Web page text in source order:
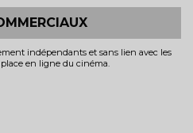
indépendants et sans lien avec les
en ligne du cinéma.